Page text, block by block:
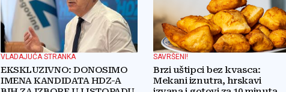
VLADAJUĆA STRANKA
EKSKLUZIVNO: DONOSIMO
IMENA KANDIDATA HDZ-A
SAVRŠENI!
Brzi uštipci bez kvasca:
Mekani iznutra, hrskavi